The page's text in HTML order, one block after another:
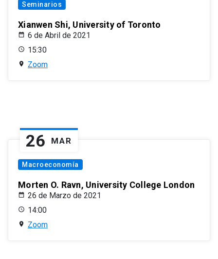
Seminarios
Xianwen Shi, University of Toronto
6 de Abril de 2021
15:30
Zoom
26 MAR
Macroeconomía
Morten O. Ravn, University College London
26 de Marzo de 2021
14:00
Zoom